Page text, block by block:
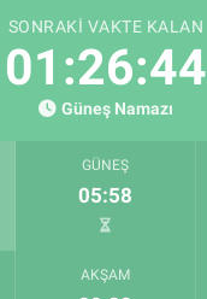
SONRAKI VAKTE KALAN
01:26:42
Güneş Namazı
GÜNEŞ
05:58
AKŞAM